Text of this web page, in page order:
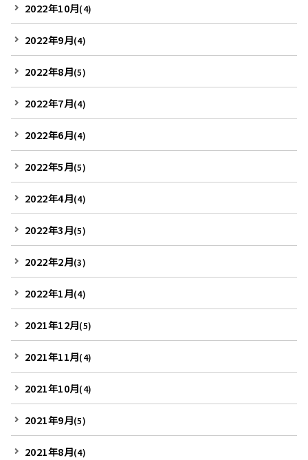
2022年10月(4)
2022年9月(4)
2022年8月(5)
2022年7月(4)
2022年6月(4)
2022年5月(5)
2022年4月(4)
2022年3月(5)
2022年2月(3)
2022年1月(4)
2021年12月(5)
2021年11月(4)
2021年10月(4)
2021年9月(5)
2021年8月(4)